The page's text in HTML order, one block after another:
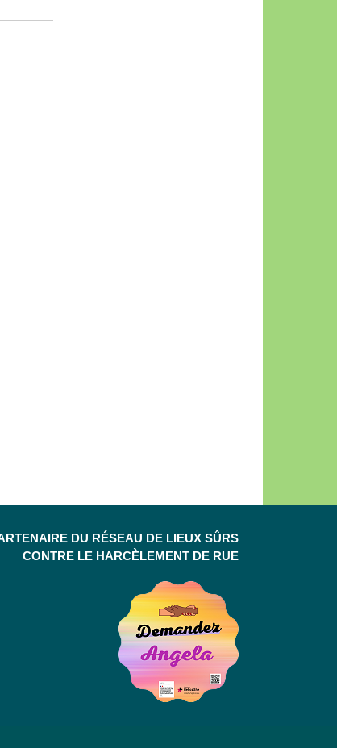
DU RÉSEAU DE LIEUX SÛRS
CONTRE LE HARCÈLEMENT DE RUE